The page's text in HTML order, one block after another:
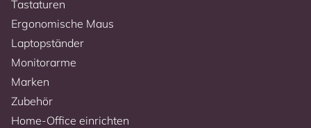
Tastaturen
Ergonomische Maus
Laptopständer
Monitorarme
Marken
Zubehör
Home-Office einrichten